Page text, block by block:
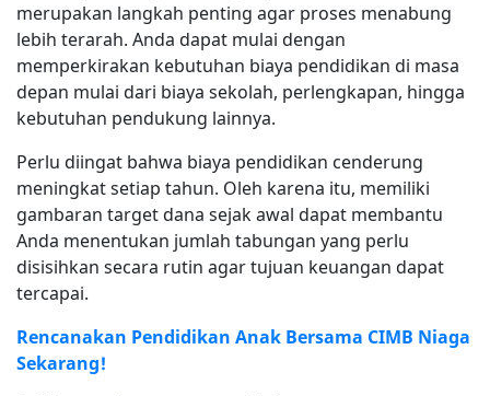
merupakan langkah penting agar proses menabung
lebih terarah. Anda dapat mulai dengan
memperkirakan kebutuhan biaya pendidikan di masa
depan mulai dari biaya sekolah, perlengkapan, hingga
kebutuhan pendukung lainnya.
Perlu diingat bahwa biaya pendidikan cenderung
meningkat setiap tahun. Oleh karena itu, memiliki
gambaran target dana sejak awal dapat membantu
Anda menentukan jumlah tabungan yang perlu
disisihkan secara rutin agar tujuan keuangan dapat
tercapai.
Rencanakan Pendidikan Anak Bersama CIMB Niaga
Sekarang!